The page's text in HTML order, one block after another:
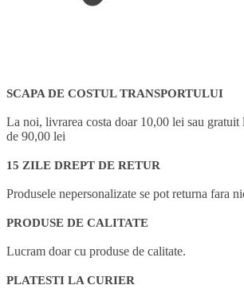
SCAPA DE COSTUL TRANSPORTULUI
La noi, livrarea costa doar 10,00 lei sau gratuit
de 90,00 lei
15 ZILE DREPT DE RETUR
Produsele nepersonalizate se pot returna fara
PRODUSE DE CALITATE
Lucram doar cu produse de calitate.
PLATESTI LA CURIER